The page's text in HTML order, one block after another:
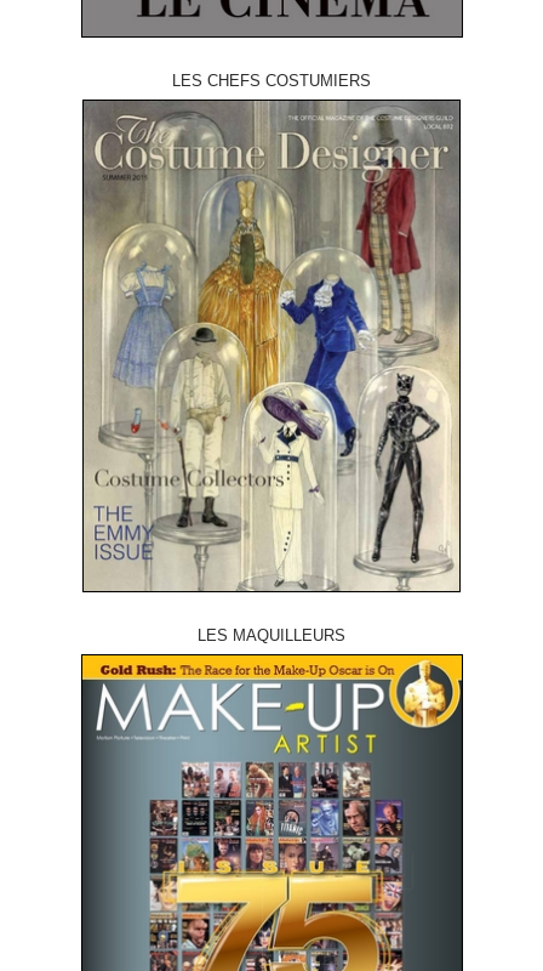
LES CHEFS COSTUMIERS
LES MAQUILLEURS